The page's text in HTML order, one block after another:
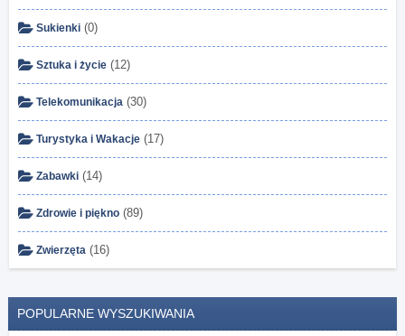
Sukienki (0)
Sztuka i życie (12)
Telekomunikacja (30)
Turystyka i Wakacje (17)
Zabawki (14)
Zdrowie i piękno (89)
Zwierzęta (16)
POPULARNE WYSZUKIWANIA